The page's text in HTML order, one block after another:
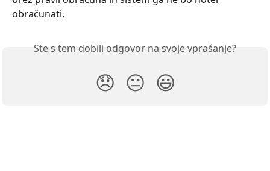
obračunati.
Ste s tem dobili odgovor na svoje vprašanje?
😞 😐 😃